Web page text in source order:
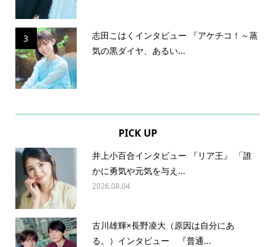
3
志田こはくインタビュー 『アケチコ！～蒸
気の黒ダイヤ、あるい...
PICK UP
井上小百合インタビュー 『リア王』 「誰
かに勇気や元気を与え...
2026.08.04
古川雄輝×長野凌大（原因は自分にあ
る。）インタビュー 『普通...